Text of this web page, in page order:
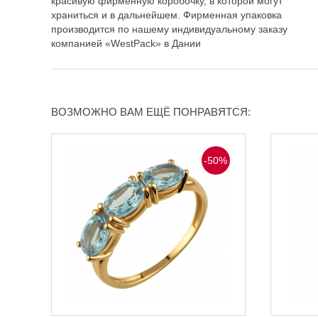
храниться и в дальнейшем. Фирменная упаковка
производится по нашему индивидуальному заказу
компанией «WestPack» в Дании
ВОЗМОЖНО ВАМ ЕЩЁ ПОНРАВЯТСЯ:
-50%